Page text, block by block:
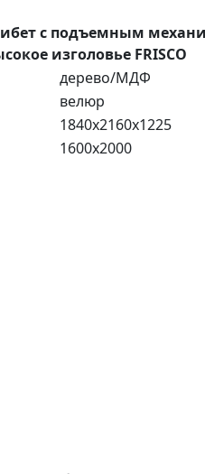
с подъемным
изголовье FRISCO
дерево/МДФ
велюр
1840x2160x1225
1600x2000